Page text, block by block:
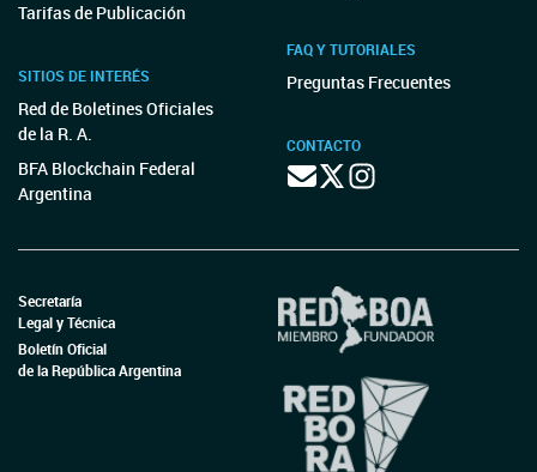
Tarifas de Publicación
SITIOS DE INTERÉS
Red de Boletines Oficiales
de la R. A.
BFA Blockchain Federal
Argentina
FAQ Y TUTORIALES
Preguntas Frecuentes
CONTACTO
Secretaría
Legal y Técnica
Boletín Oficial
de la República Argentina